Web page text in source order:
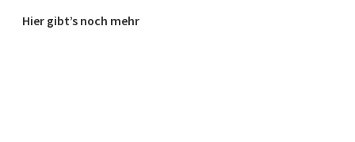
Hier gibt’s noch mehr